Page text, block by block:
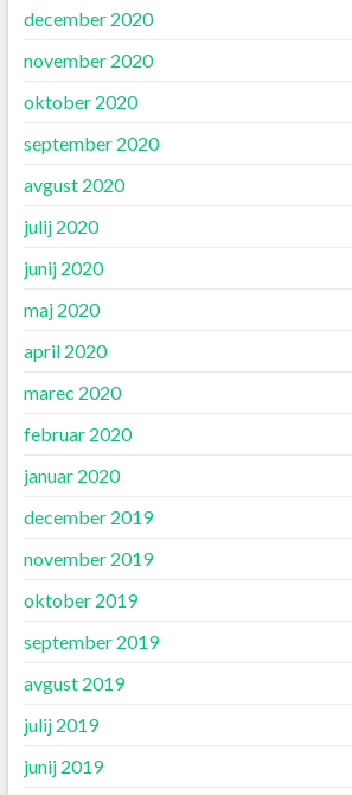
december 2020
november 2020
oktober 2020
september 2020
avgust 2020
julij 2020
junij 2020
maj 2020
april 2020
marec 2020
februar 2020
januar 2020
december 2019
november 2019
oktober 2019
september 2019
avgust 2019
julij 2019
junij 2019